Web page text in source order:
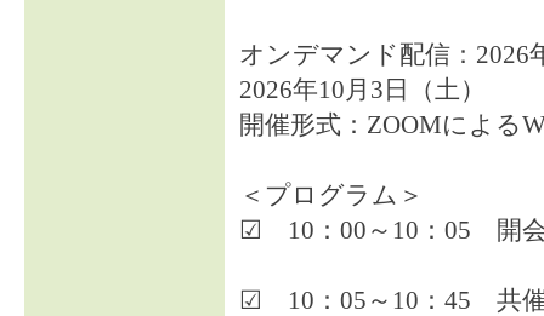
オンデマンド配信：
2026年10月3日（土）
開催形式：ZOOMによる
＜プログラム＞
☑ 10：00～10：05 開
☑ 10：05～10：45 共催